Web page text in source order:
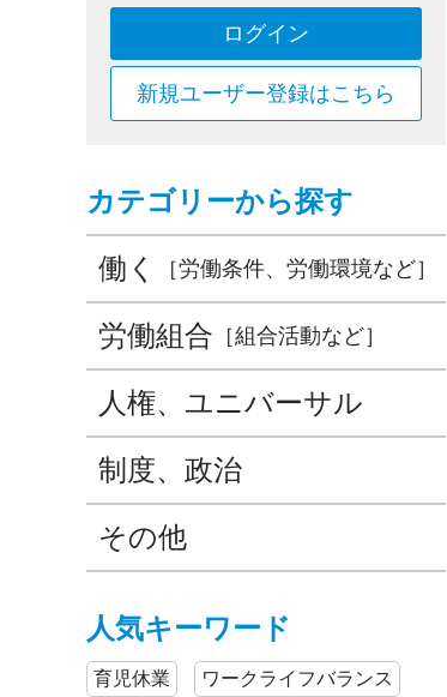
ログイン
新規ユーザー登録はこちら
カテゴリーから探す
働く ［労働条件、労働環境など］
労働組合 ［組合活動など］
人権、ユニバーサル
制度、政治
その他
人気キーワード
育児休業 ワークライフバランス